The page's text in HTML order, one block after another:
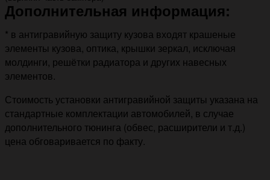
Дополнительная информация:
* в антигравийную защиту кузова входят крашеные
элементы кузова, оптика, крышки зеркал, исключая
молдинги, решётки радиатора и других навесных
элементов.
Стоимость установки антигравийной защиты указана на
стандартные комплектации автомобилей, в случае
дополнительного тюнинга (обвес, расширители и т.д.)
цена обговаривается по факту.